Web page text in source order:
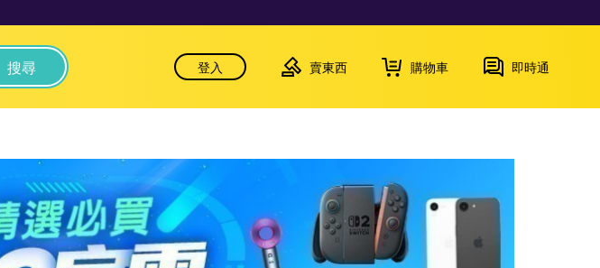
搜尋 登入 賣東西 購物車 即時通